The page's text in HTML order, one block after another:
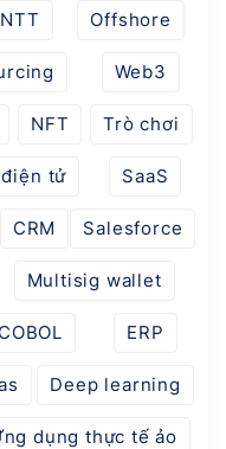
Offshore
Web3
NFT Trò chơi
tử SaaS
CRM Salesforce
Multisig wallet
COBOL ERP
Deep learning
dụng thực tế ảo